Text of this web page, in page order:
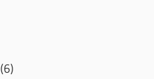
(6)